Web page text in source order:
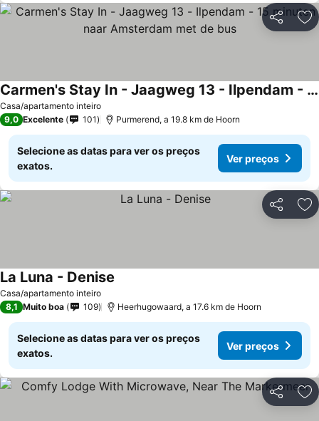
Partilhar
Casa/apartamento inteiro
Carmen's Stay In - Jaagweg 13 - Ilpendam - 15 minuten naar Amsterdam met de bus
9,0 Excelente 101 Purmerend, a 19.8 km de Hoorn
Selecione as datas para ver os preços
exatos.
Ver preços
Partilhar
Casa/apartamento inteiro
La Luna - Denise
8,1 Muito boa 109 Heerhugowaard, a 17.6 km de Hoorn
Selecione as datas para ver os preços
exatos.
Ver preços
Partilhar